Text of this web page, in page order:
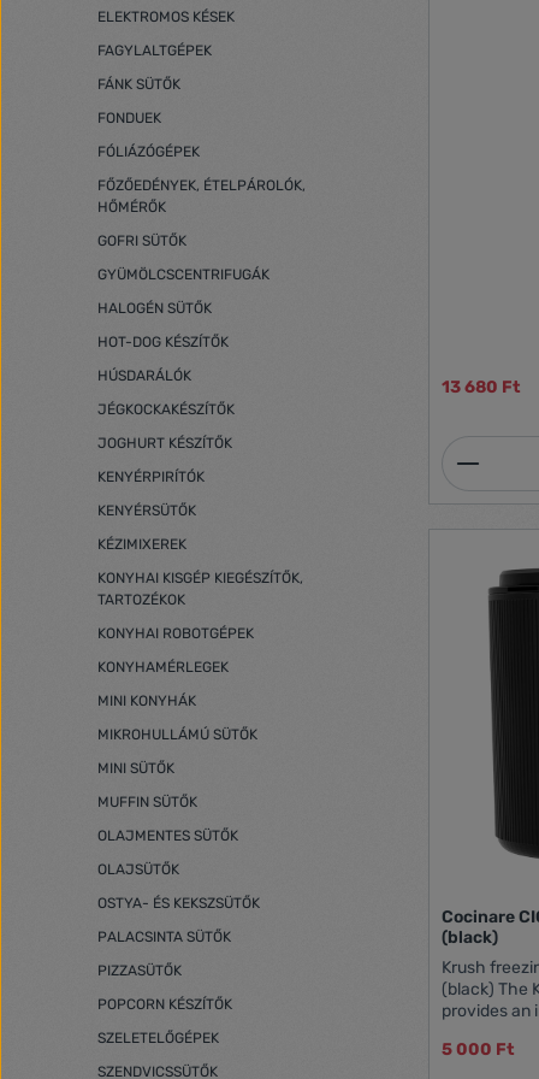
ELEKTROMOS KÉSEK
FAGYLALTGÉPEK
FÁNK SÜTŐK
FONDUEK
FÓLIÁZÓGÉPEK
FŐZŐEDÉNYEK, ÉTELPÁROLÓK,
HŐMÉRŐK
GOFRI SÜTŐK
GYÜMÖLCSCENTRIFUGÁK
HALOGÉN SÜTŐK
HOT-DOG KÉSZÍTŐK
HÚSDARÁLÓK
JÉGKOCKAKÉSZÍTŐK
JOGHURT KÉSZÍTŐK
KENYÉRPIRÍTÓK
KENYÉRSÜTŐK
KÉZIMIXEREK
KONYHAI KISGÉP KIEGÉSZÍTŐK,
TARTOZÉKOK
KONYHAI ROBOTGÉPEK
KONYHAMÉRLEGEK
MINI KONYHÁK
MIKROHULLÁMÚ SÜTŐK
MINI SÜTŐK
MUFFIN SÜTŐK
OLAJMENTES SÜTŐK
OLAJSÜTŐK
OSTYA- ÉS KEKSZSÜTŐK
PALACSINTA SÜTŐK
PIZZASÜTŐK
POPCORN KÉSZÍTŐK
SZELETELŐGÉPEK
SZENDVICSSÜTŐK
13 680 Ft
Cocinare
(black)
Krush
(black) The
provides an
high-grade
5 000 Ft